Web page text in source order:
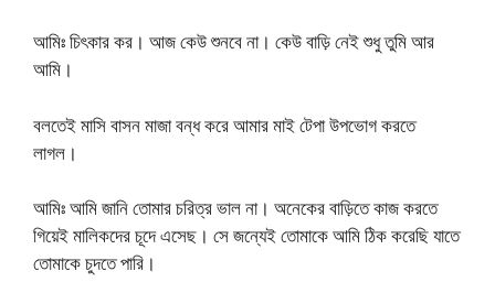
আমিঃ চিৎকার কর। আজ কেউ শুনবে না। কেউ বাড়ি নেই শুধু তুমি আর
আমি।
বলতেই মাসি বাসন মাজা বন্ধ করে আমার মাই টেপা উপভোগ করতে
লাগল।
আমিঃ আমি জানি তোমার চরিত্র ভাল না। অনেকের বাড়িতে কাজ করতে
গিয়েই মালিকদের চূদে এসেছ। সে জন্যেই তোমাকে আমি ঠিক করেছি যাতে
তোমাকে চুদতে পারি।